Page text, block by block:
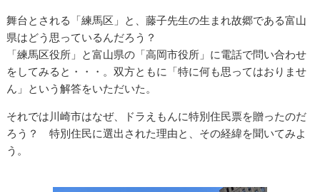
舞台とされる「練馬区」と、藤子先生の生まれ故郷である富山
県はどう思っているんだろう？
「練馬区役所」と富山県の「高岡市役所」に電話で問い合わせ
をしてみると・・・。双方ともに「特に何も思ってはおりませ
ん」という解答をいただいた。
それでは川崎市はなぜ、ドラえもんに特別住民票を贈ったのだ
ろう？ 特別住民に選出された理由と、その経緯を聞いてみよ
う。